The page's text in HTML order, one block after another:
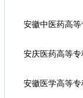
安徽中医药高等
安庆医药高等专
安徽医学高等专